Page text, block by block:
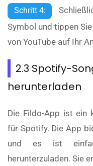
Schritt 4:
Symbol und tippen
von YouTube auf Ihr
2.3 Spotify-
herunterladen
Die Fildo-App ist ein
für Spotify. Die App
und es ist
herunterzuladen. Sie